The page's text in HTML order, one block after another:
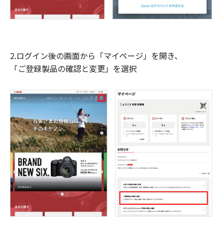
2.ログイン後の画面から「マイページ」を開き、
「ご登録製品の確認と変更」を選択